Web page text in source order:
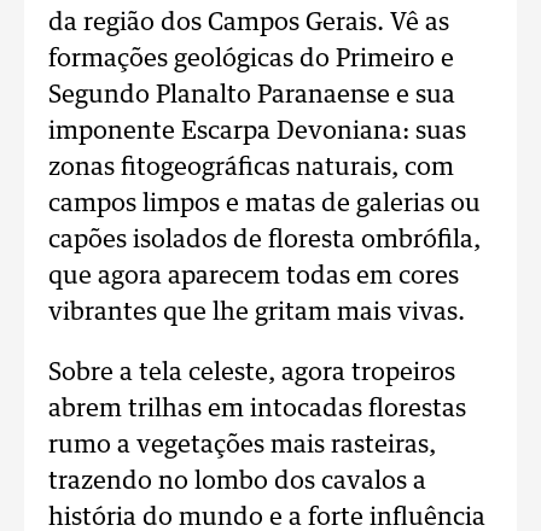
da região dos Campos Gerais. Vê as
formações geológicas do Primeiro e
Segundo Planalto Paranaense e sua
imponente Escarpa Devoniana: suas
zonas fitogeográficas naturais, com
campos limpos e matas de galerias ou
capões isolados de floresta ombrófila,
que agora aparecem todas em cores
vibrantes que lhe gritam mais vivas.
Sobre a tela celeste, agora tropeiros
abrem trilhas em intocadas florestas
rumo a vegetações mais rasteiras,
trazendo no lombo dos cavalos a
história do mundo e a forte influência